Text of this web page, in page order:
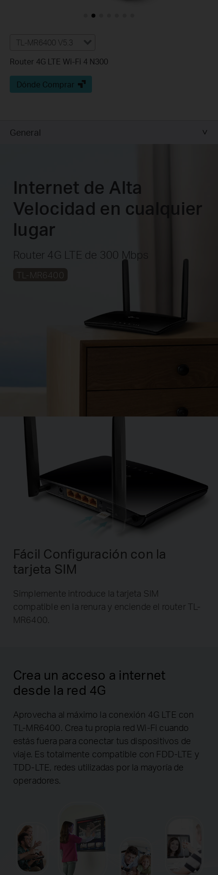
TL-MR6400 V5.3
Router 4G LTE Wi-Fi 4 N300
Dónde Comprar
General
Internet de Alta
Velocidad en cualquier
lugar
Router 4G LTE de 300 Mbps
TL-MR6400
Fácil Configuración con la
tarjeta SIM
Simplemente introduce la tarjeta SIM
compatible en la renura y enciende el router TL-
MR6400.
Crea un acceso a internet
desde la red 4G
Aprovecha al máximo la conexión 4G LTE con
TL-MR6400. Crea tu propia red Wi-Fi cuando
estás fuera para conectar tus dispositivos de
viaje. Es totalmente compatible con FDD-LTE y
TDD-LTE, redes utilizadas por la mayoría de
operadores.